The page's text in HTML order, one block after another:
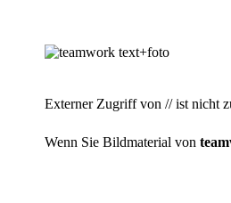
Externer Zugriff von // ist nicht
Wenn Sie Bildmaterial von